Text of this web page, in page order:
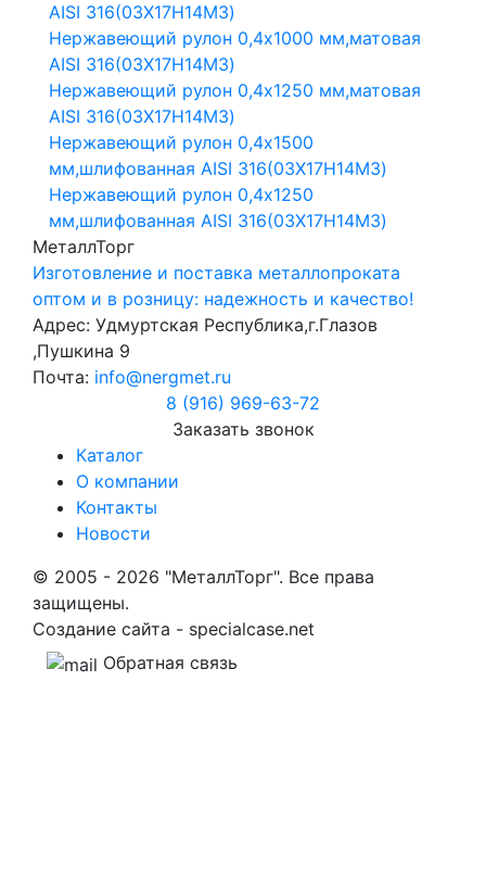
AISI 316(03Х17Н14М3)
Нержавеющий рулон 0,4х1000 мм,матовая
AISI 316(03Х17Н14М3)
Нержавеющий рулон 0,4х1250 мм,матовая
AISI 316(03Х17Н14М3)
Нержавеющий рулон 0,4х1500
мм,шлифованная AISI 316(03Х17Н14М3)
Нержавеющий рулон 0,4х1250
мм,шлифованная AISI 316(03Х17Н14М3)
МеталлТорг
Изготовление и поставка металлопроката
оптом и в розницу: надежность и качество!
Адрес: Удмуртская Республика,г.Глазов
,Пушкина 9
Почта: info@nergmet.ru
8 (916) 969-63-72
Заказать звонок
Каталог
О компании
Контакты
Новости
© 2005 - 2026 "МеталлТорг". Все права
защищены.
Создание сайта - specialcase.net
Обратная связь